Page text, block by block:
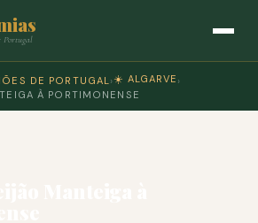
Portugal
DE PORTUGAL › ☀️ ALGARVE ›
À PORTIMONENSE